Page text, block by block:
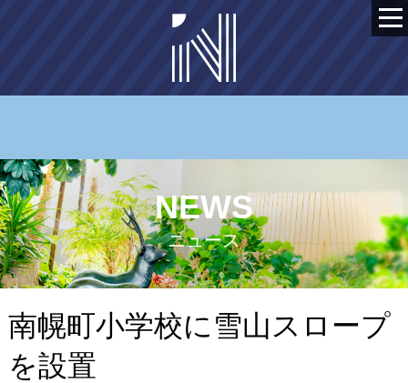
NEWS
ニュース
南幌町小学校に雪山スロープ
を設置